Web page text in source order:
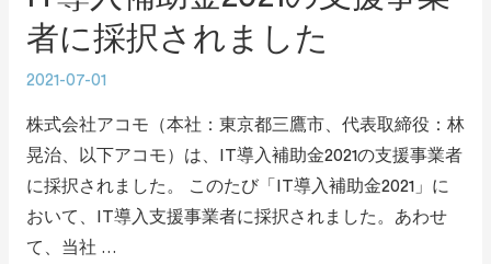
者に採択されました
2021-07-01
株式会社アコモ（本社：東京都三鷹市、代表取締役：林
晃治、以下アコモ）は、IT導入補助金2021の支援事業者
に採択されました。 このたび「IT導入補助金2021」に
おいて、IT導入支援事業者に採択されました。あわせ
て、当社 …